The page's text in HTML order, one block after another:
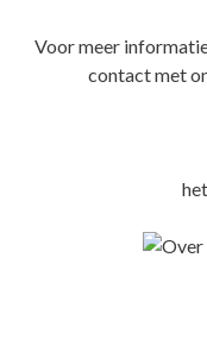
Voor meer
contact met